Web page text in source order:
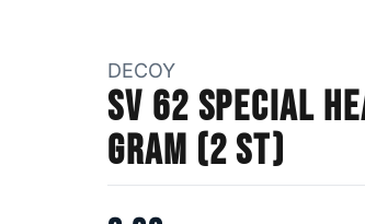
DECOY
SV 62 Special
gram (2 st)